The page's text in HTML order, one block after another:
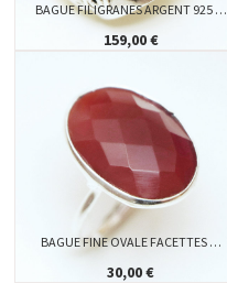
BAGUE FILIGRANES ARGENT 925 …
159,00 €
BAGUE FINE OVALE FACETTES …
30,00 €